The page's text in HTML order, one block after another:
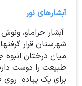
آبشارهای نور
آبشار حراماو،
شهرستان قرار
میان درختان انبوه
طبیعت را دوست
برای یک پیاده